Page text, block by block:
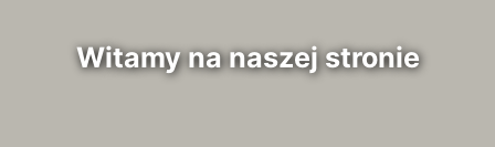
Witamy na naszej stronie